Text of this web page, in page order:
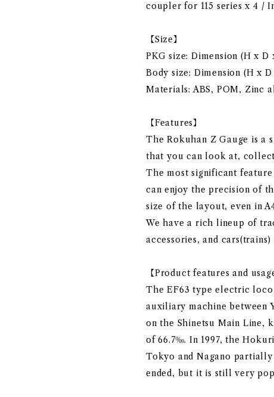
coupler for 115 series x 4 /
【Size】
PKG size: Dimension (H x D
Body size: Dimension (H x
Materials: ABS, POM, Zinc
【Features】
The Rokuhan Z Gauge is a
that you can look at,
The most significant
can enjoy the precision of
size of the layout, even in
We have a rich lineup of
accessories, and cars(trains)
【Product features and
The EF63 type electric
auxiliary machine between
on the Shinetsu Main Line,
of 66.7‰. In 1997, the
Tokyo and Nagano
ended, but it is still very